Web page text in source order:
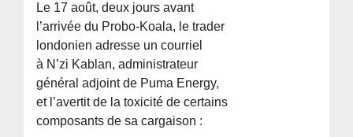
Le 17 août, deux jours avant
l’arrivée du Probo-Koala, le trader
londonien adresse un courriel
à N’zi Kablan, administrateur
général adjoint de Puma Energy,
et l’avertit de la toxicité de certains
composants de sa cargaison :